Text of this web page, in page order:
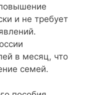
и не требует
в месяц, что
семей.